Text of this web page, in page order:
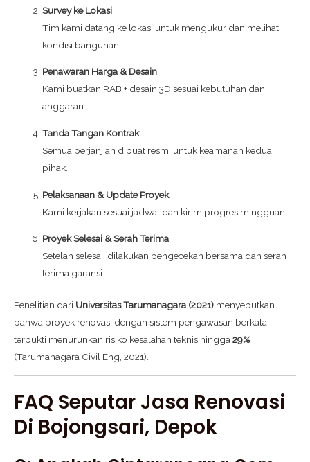
Survey ke Lokasi
Tim kami datang ke lokasi untuk mengukur dan melihat
kondisi bangunan.
Penawaran Harga & Desain
Kami buatkan RAB + desain 3D sesuai kebutuhan dan
anggaran.
Tanda Tangan Kontrak
Semua perjanjian dibuat resmi untuk keamanan kedua
pihak.
Pelaksanaan & Update Proyek
Kami kerjakan sesuai jadwal dan kirim progres mingguan.
Proyek Selesai & Serah Terima
Setelah selesai, dilakukan pengecekan bersama dan serah
terima garansi.
Penelitian dari Universitas Tarumanagara (2021) menyebutkan
bahwa proyek renovasi dengan sistem pengawasan berkala
terbukti menurunkan risiko kesalahan teknis hingga 29%
(Tarumanagara Civil Eng, 2021).
FAQ Seputar Jasa Renovasi
Di Bojongsari, Depok